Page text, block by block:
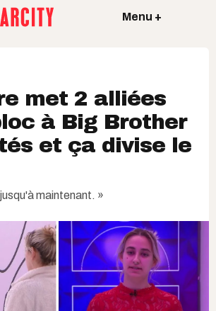
Menu +
met 2 alliées
à Big Brother
et ça divise le
maintenant. »